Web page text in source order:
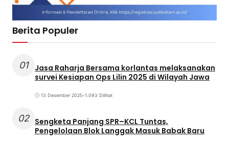
Berita Populer
01
Jasa Raharja Bersama korlantas melaksanakan
survei Kesiapan Ops Lilin 2025 di Wilayah Jawa
13 Desember 2025•1.093 Dilihat
02 Sengketa Panjang SPR–KCL Tuntas,
Pengelolaan Blok Langgak Masuk Babak Baru